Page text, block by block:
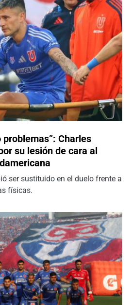
problemas”: Charles
su lesión de cara al
ser sustituido en el duelo frente a
físicas.